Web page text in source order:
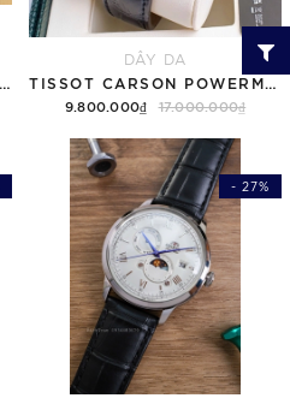
DÂY DA
9.800.000₫ 17.000.000₫
- 27%